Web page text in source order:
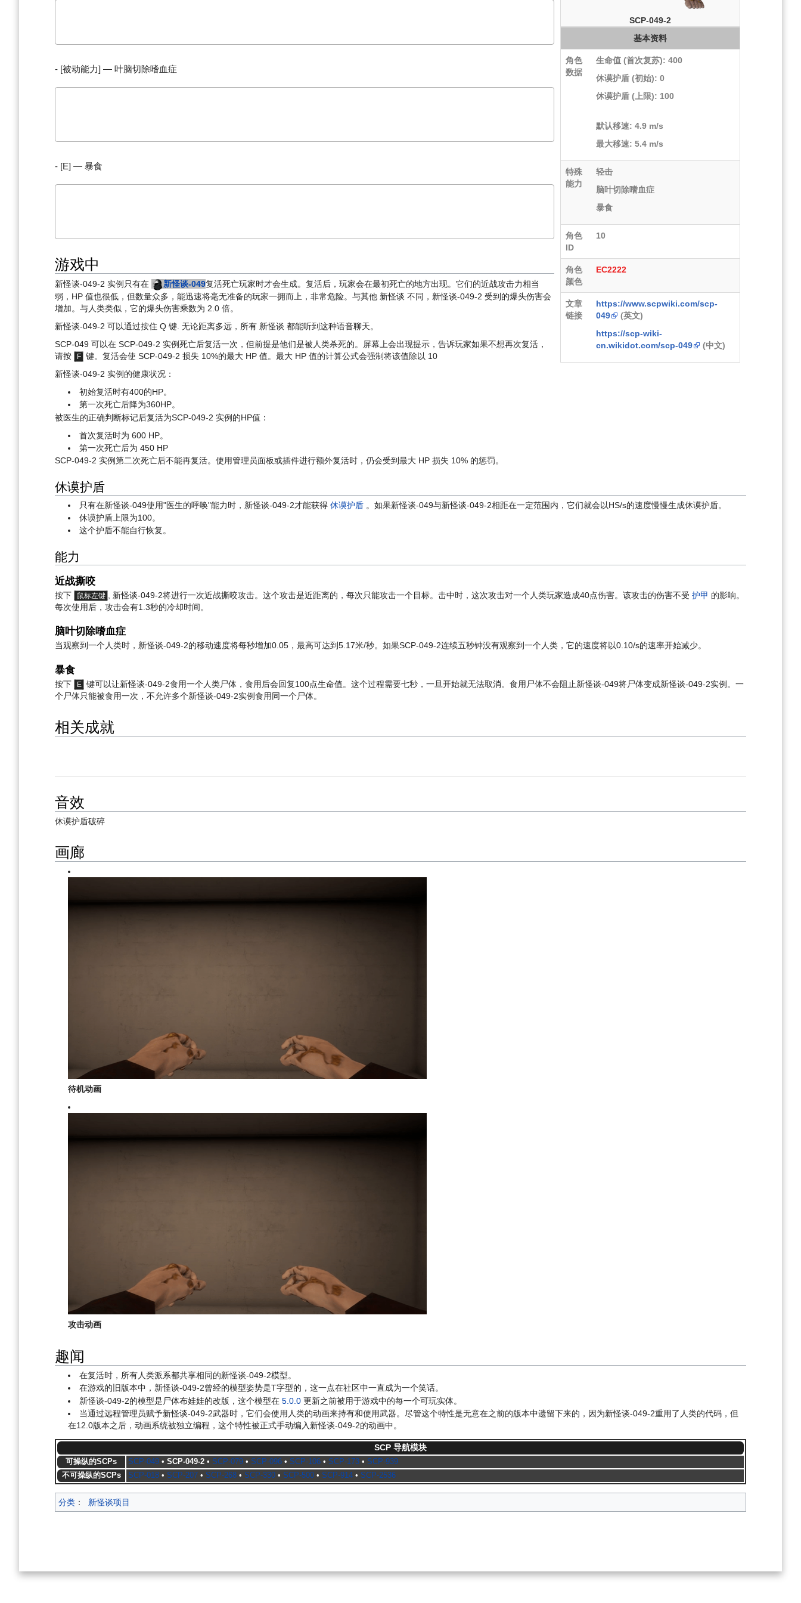
SCP-049-2
基本资料
角色
数据
生命值 (首次复苏): 400
休谟护盾 (初始): 0
休谟护盾 (上限): 100
默认移速: 4.9 m/s
最大移速: 5.4 m/s
特殊
能力
轻击
脑叶切除嗜血症
暴食
角色
ID
10
角色
颜色
EC2222
文章
链接
https://www.scpwiki.com/scp-
049
(英文)
https://scp-wiki-
cn.wikidot.com/scp-049
(中文)
- [被动能力] — 叶脑切除嗜血症
- [E] — 暴食
游戏中
新怪谈-049-2 实例只有在 新怪谈-049复活死亡玩家时才会生成。复活后，玩家会在最初死亡的地方出现。它们的近战攻击力相当
弱，HP 值也很低，但数量众多，能迅速将毫无准备的玩家一拥而上，非常危险。与其他 新怪谈 不同，新怪谈-049-2 受到的爆头伤害会
增加。与人类类似，它的爆头伤害乘数为 2.0 倍。
新怪谈-049-2 可以通过按住 Q 键. 无论距离多远，所有 新怪谈 都能听到这种语音聊天。
SCP-049 可以在 SCP-049-2 实例死亡后复活一次，但前提是他们是被人类杀死的。屏幕上会出现提示，告诉玩家如果不想再次复活，
请按
F
键。复活会使 SCP-049-2 损失 10%的最大 HP 值。最大 HP 值的计算公式会强制将该值除以 10
新怪谈-049-2 实例的健康状况：
初始复活时有400的HP。
第一次死亡后降为360HP。
被医生的正确判断标记后复活为SCP-049-2 实例的HP值：
首次复活时为 600 HP。
第一次死亡后为 450 HP
SCP-049-2 实例第二次死亡后不能再复活。使用管理员面板或插件进行额外复活时，仍会受到最大 HP 损失 10% 的惩罚。
休谟护盾
只有在新怪谈-049使用"医生的呼唤"能力时，新怪谈-049-2才能获得休谟护盾 。如果新怪谈-049与新怪谈-049-2相距在一定范围内，它们就会以HS/s的速度慢慢生成休谟护盾。
休谟护盾上限为100。
这个护盾不能自行恢复。
能力
近战撕咬
按下 鼠标左键 , 新怪谈-049-2将进行一次近战撕咬攻击。这个攻击是近距离的，每次只能攻击一个目标。击中时，这次攻击对一个人类玩家造成40点伤害。该攻击的伤害不受护甲 的影响。
每次使用后，攻击会有1.3秒的冷却时间。
脑叶切除嗜血症
当观察到一个人类时，新怪谈-049-2的移动速度将每秒增加0.05，最高可达到5.17米/秒。如果SCP-049-2连续五秒钟没有观察到一个人类，它的速度将以0.10/s的速率开始减少。
暴食
按下 E
键可以让新怪谈-049-2食用一个人类尸体，食用后会回复100点生命值。这个过程需要七秒，一旦开始就无法取消。食用尸体不会阻止新怪谈-049将尸体变成新怪谈-049-2实例。一
个尸体只能被食用一次，不允许多个新怪谈-049-2实例食用同一个尸体。
相关成就
音效
休谟护盾破碎
画廊
待机动画
攻击动画
趣闻
在复活时，所有人类派系都共享相同的新怪谈-049-2模型。
在游戏的旧版本中，新怪谈-049-2曾经的模型姿势是T字型的，这一点在社区中一直成为一个笑话。
新怪谈-049-2的模型是尸体布娃娃的改版，这个模型在5.0.0 更新之前被用于游戏中的每一个可玩实体。
当通过远程管理员赋予新怪谈-049-2武器时，它们会使用人类的动画来持有和使用武器。尽管这个特性是无意在之前的版本中遗留下来的，因为新怪谈-049-2重用了人类的代码，但
在12.0版本之后，动画系统被独立编程，这个特性被正式手动编入新怪谈-049-2的动画中。
SCP 导航模块
可操纵的SCPs SCP-049 •SCP-049-2 • SCP-079 • SCP-096 • SCP-106 • SCP-173 • SCP-939
不可操纵的SCPs
SCP-018 • SCP-207 • SCP-268 • SCP-330 • SCP-500 • SCP-914 • SCP-2536
分类 ： 新怪谈项目